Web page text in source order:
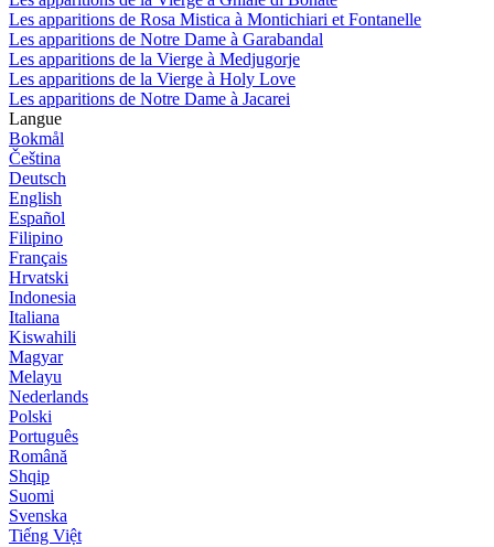
Les apparitions de Rosa Mistica à Montichiari et Fontanelle
Les apparitions de Notre Dame à Garabandal
Les apparitions de la Vierge à Medjugorje
Les apparitions de la Vierge à Holy Love
Les apparitions de Notre Dame à Jacarei
Langue
Bokmål
Čeština
Deutsch
English
Español
Filipino
Français
Hrvatski
Indonesia
Italiana
Kiswahili
Magyar
Melayu
Nederlands
Polski
Português
Română
Shqip
Suomi
Svenska
Tiếng Việt